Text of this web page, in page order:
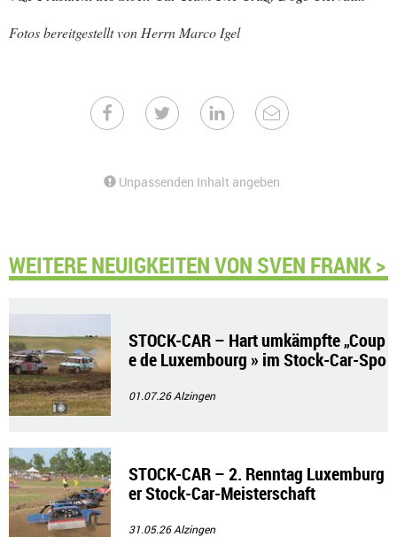
Fotos bereitgestellt von Herrn Marco Igel
Unpassenden Inhalt angeben
WEITERE NEUIGKEITEN VON SVEN FRANK >
STOCK-CAR – Hart umkämpfte „Coup
e de Luxembourg » im Stock-Car-Spo
01.07.26Alzingen
STOCK-CAR – 2. Renntag Luxemburg
er Stock-Car-Meisterschaft
31.05.26Alzingen